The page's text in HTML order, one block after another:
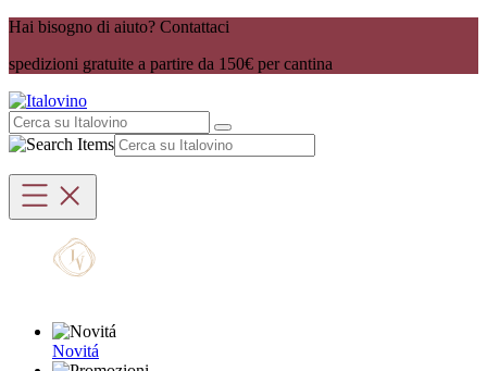
Hai bisogno di aiuto? Contattaci
spedizioni gratuite a partire da 150€ per cantina
Novitá